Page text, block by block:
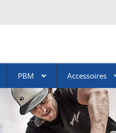
PBM Accessoires